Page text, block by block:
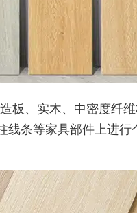
板、实木、中密度纤
线条等家具部件上进